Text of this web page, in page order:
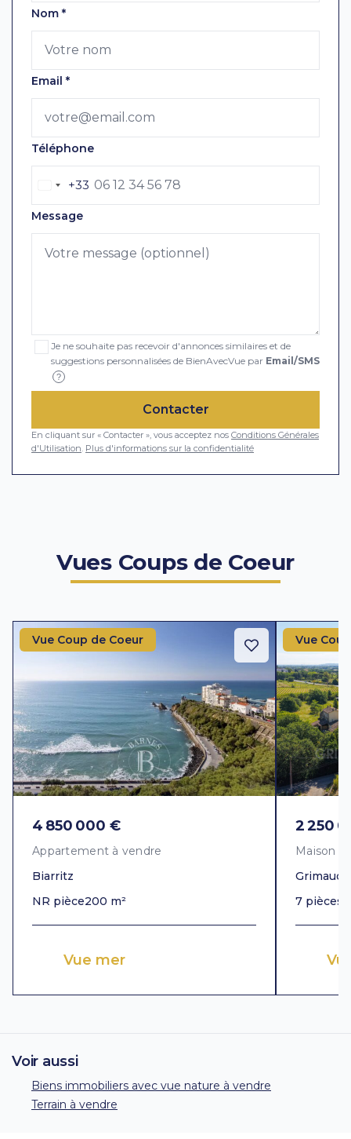
Nom *
Email *
Téléphone
+33
Message
Je ne souhaite pas recevoir d'annonces similaires et de
suggestions personnalisées de BienAvecVue par Email/SMS
?
Contacter
En cliquant sur « Contacter », vous acceptez nos Conditions Générales
d'Utilisation Plus d'informations sur la confidentialité
Vues Coups de Coeur
Vue Coup de Coeur
4 850 000 €
Appartement à vendre
Biarritz
NR pièce200 m²
Vue mer
Vue
2 250
Maison à
Grimaud
7 pièces
Voir aussi
Biens immobiliers avec vue nature à vendre
Terrain à vendre